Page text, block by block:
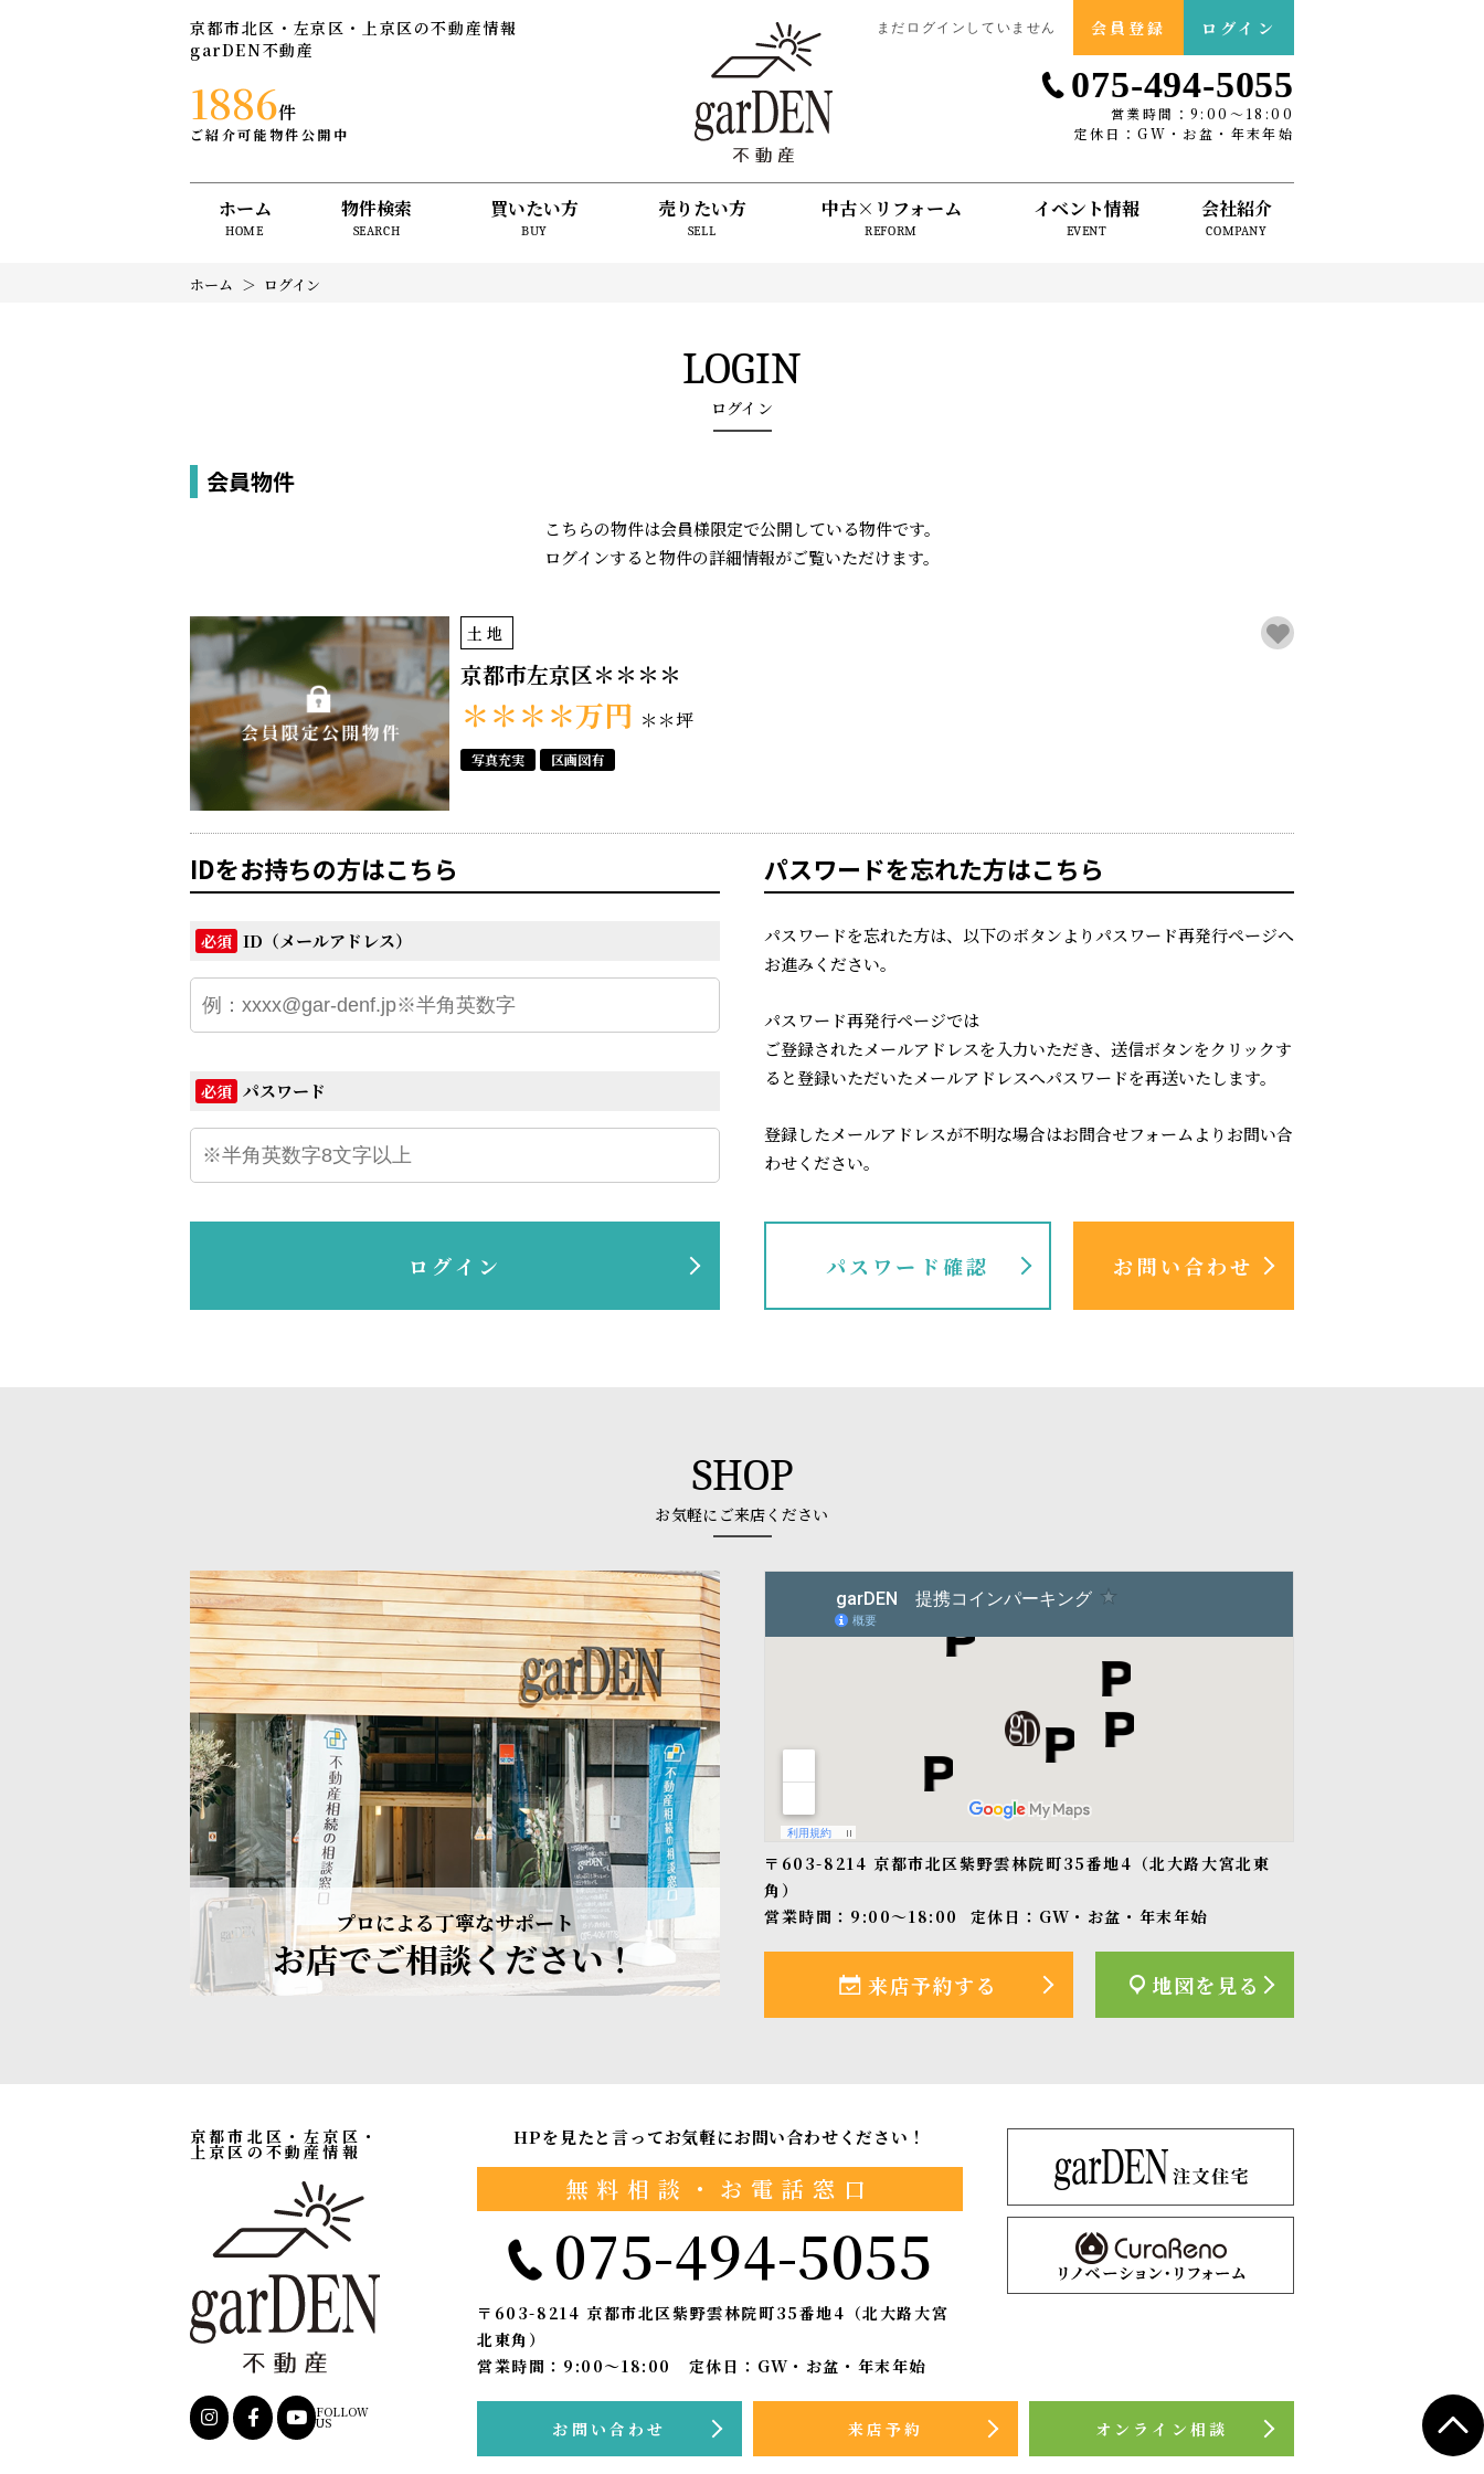
京都市北区・左京区・上京区の不動産情報
garDEN不動産
1886件
ご紹介可能物件公開中
まだログインしていません 会員登録 ログイン
075-494-5055
営業時間：9:00〜18:00
定休日：GW・お盆・年末年始
ホーム
HOME
物件検索
SEARCH
買いたい方
BUY
売りたい方
SELL
中古×リフォーム
REFORM
イベント情報
EVENT
会社紹介
COMPANY
ホーム ログイン
LOGIN
ログイン
会員物件
こちらの物件は会員様限定で公開している物件です。
ログインすると物件の詳細情報がご覧いただけます。
土地
京都市左京区＊＊＊＊
＊＊＊＊万円 ＊＊坪
写真充実 区画図有
IDをお持ちの方はこちら
必須 ID（メールアドレス）
必須 パスワード
ログイン
パスワードを忘れた方はこちら
パスワードを忘れた方は、以下のボタンよりパスワード再発行ページへ
お進みください。
パスワード再発行ページでは
ご登録されたメールアドレスを入力いただき、送信ボタンをクリックす
ると登録いただいたメールアドレスへパスワードを再送いたします。
登録したメールアドレスが不明な場合はお問合せフォームよりお問い合
わせください。
パスワード確認 お問い合わせ
SHOP
お気軽にご来店ください
プロによる丁寧なサポート
お店でご相談ください！
〒603-8214 京都市北区紫野雲林院町35番地4（北大路大宮北東
角）
営業時間：9:00〜18:00
定休日：GW・お盆・年末年始
地図を見る
来店予約する
京都市北区・左京区・
上京区の不動産情報
FOLLOW
US
HPを見たと言ってお気軽にお問い合わせください！
無料相談・お電話窓口
075-494-5055
〒603-8214 京都市北区紫野雲林院町35番地4（北大路大宮
北東角）
営業時間：9:00〜18:00 定休日：GW・お盆・年末年始
お問い合わせ 来店予約 オンライン相談